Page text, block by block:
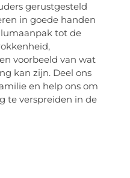
gerustgesteld
in goede handen
tot de
voorbeeld van wat
kan zijn. Deel ons
en help ons om
te verspreiden in de